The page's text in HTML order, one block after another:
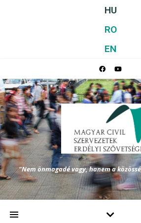
HU
RO
EN
"Nem önmagadé vagy, hanem a